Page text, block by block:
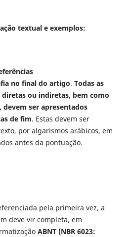
textual e exemplos:
no final do artigo. Todas as
diretas ou indiretas, bem como
ser apresentados
de fim. Estas devem ser
por algarismos arábicos, em
antes da pontuação.
pela primeira vez, a
deve vir completa, em
ABNT (NBR 6023: